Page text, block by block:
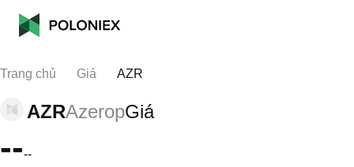
Trang chủ Giá AZR
AZRAzeropGiá
----